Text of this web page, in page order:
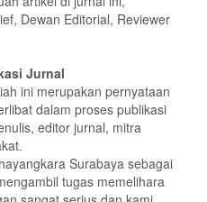
Dewan Editorial, Reviewer
Jurnal
ini merupakan pernyataan
dalam proses publikasi
editor jurnal, mitra
Surabaya sebagai
tugas memelihara